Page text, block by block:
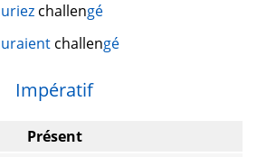
challengé
challengé
Impératif
Présent